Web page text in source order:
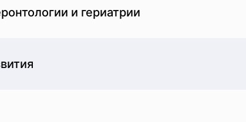
и гериатрии